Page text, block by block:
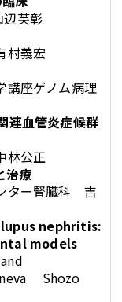
英彰
義宏
座ゲノム病理
連血管炎症候群
公正
治療
ター腎臓科 吉
nephritis:
models
Shozo